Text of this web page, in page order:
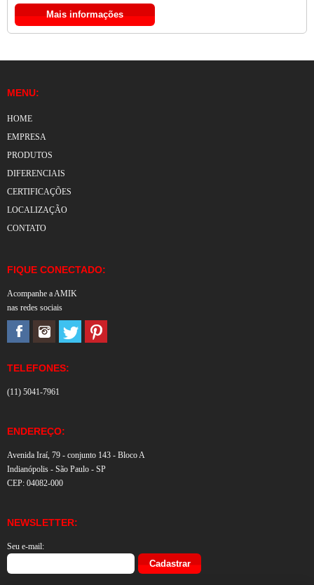
Mais informações
MENU:
HOME
EMPRESA
PRODUTOS
DIFERENCIAIS
CERTIFICAÇÕES
LOCALIZAÇÃO
CONTATO
FIQUE CONECTADO:
Acompanhe a AMIK
nas redes sociais
TELEFONES:
(11) 5041-7961
ENDEREÇO:
Avenida Iraí, 79 - conjunto 143 - Bloco A
Indianópolis - São Paulo - SP
CEP: 04082-000
NEWSLETTER:
Seu e-mail: